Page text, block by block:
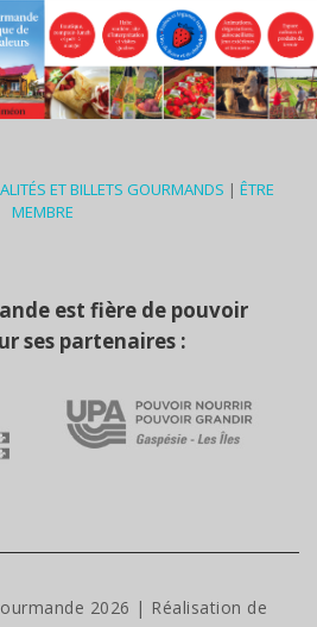
ET BILLETS GOURMANDS | ÊTRE
MEMBRE
est fière de pouvoir
ses partenaires :
2026 | Réalisation de